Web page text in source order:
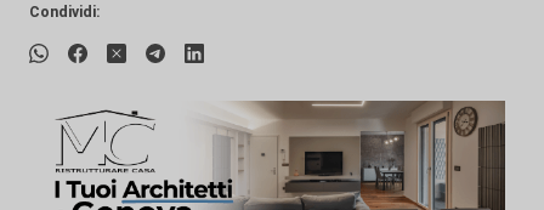
Condividi: